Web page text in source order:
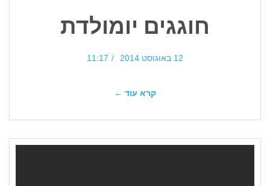
חוגגים יומולדת
12 באוגוסט 2014 11:17
קרא עוד ←